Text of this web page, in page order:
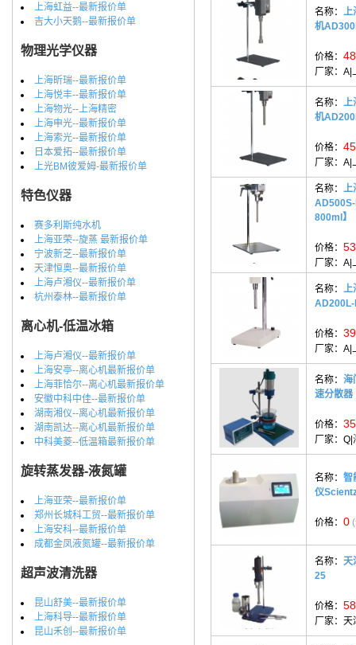
上海虹益--最新报价单
吉大小天鹅--最新报价单
物理光学仪器
上海昕瑞--最新报价单
上海悦丰--最新报价单
上海物光--上海精密
上海申光--最新报价单
上海索光--最新报价单
日本爱拓--最新报价单
上光BM彼爱姆-最新报价单
特色仪器
赛多利斯纯水机
上海亚荣--旋蒸 最新报价单
宁波新芝--最新报价单
天津恒奥--最新报价单
上海卢湘仪--最新报价单
杭州泰林--最新报价单
离心机-低温冰箱
上海卢湘仪--最新报价单
上海安亭--离心机最新报价单
上海菲恰尔--离心机最新报价单
安徽中科中佳--最新报价单
湖南湘仪--离心机最新报价单
湖南凯达--离心机最新报价单
中科美菱--低温箱最新报价单
旋转蒸发器-液氮罐
上海亚荣--最新报价单
郑州长城科工贸--最新报价单
上海安科--最新报价单
成都金凤液氮罐--最新报价单
超声波清洗器
昆山舒美--最新报价单
上海科导--最新报价单
昆山禾创--最新报价单
名称： 上
机
价格：
厂家： A|
名称： 上
机
价格：
厂家： A|
名称： 上
800ml】
价格：
厂家： A|
名称： 上
AD200L-
价格：
厂家： A|
名称： 海
速分散器
价格：
厂家： Q|
名称： 智
仪
价格： 0
名称： 天
25
价格：
厂家： 天